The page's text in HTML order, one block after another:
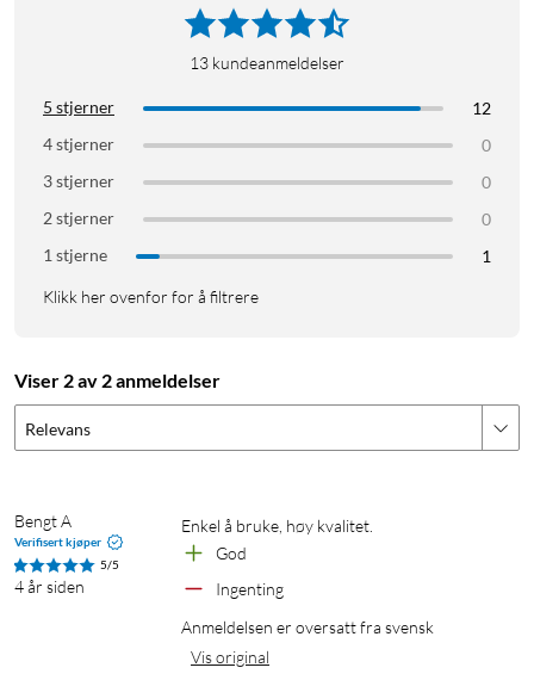
13 kundeanmeldelser
5 stjerner
12
4 stjerner
0
3 stjerner
0
2 stjerner
0
1 stjerne
1
Klikk her ovenfor for å filtrere
Viser 2 av 2 anmeldelser
Relevans
Bengt A
Verifisert kjøper
5/5
4 år siden
Enkel å bruke, høy kvalitet.
God
Ingenting
Anmeldelsen er oversatt fra svensk
Vis original